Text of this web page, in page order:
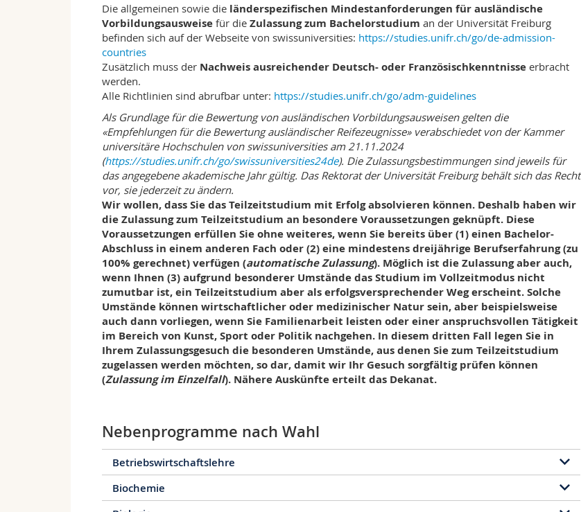
Zusätzegeben Ihrem Diplom ein besonderes Gepräge. Erworben werden sie durch Leistungen,
die zu den nach Studienplan erforderlichen Leistungen hinzutreten. Möglich sind derzeit
folgende Zusätze:
Europarecht
Religionsrecht («Utriusque Iuris»)
Zweisprachiges Studium, Deutsch/Französisch
Die Lehrveranstaltungen, die für die Zusätze Europarecht und Religionsrecht zu belegen sind,
finden nicht unbedingt an jenen Wochentagen statt, die für das Teilzeitstudium fixiert wurden.
Spezialkredite(«special credits») werden an die ECTS- Kreditpunkte angerechnet, die für unseren
Masterabschluss erforderlich sind. Erwerben können Sie sie, indem sie von einem der
vielfältigen Zusatzangebote Gebrauch machen, die Ihnen nach dem erfolgreichen Abschluss des
ersten Studienjahres offenstehen.
Internationale Vernetzung und Gastsemester («Erasmus»)
Seit ihren Anfängen setzt unsere Fakultät auf eine starke internationale Vernetzung und pflegt
den Austausch mit einer grossen Zahl von Fakultäten im Ausland. Dies kommt auch unseren
Teilzeitstudierenden zugute. Zu den Angeboten, die wir gemeinsam mit Partneruniversitäten
bestreiten, gehören zum Beispiel:
– Center for Transnational Legal Studies (CTLS) in London; Student Exchange in Shanghai (China);
– Internationale Seminare «Galatasaray (Türkei) – Freiburg»;
– Sommeruniversität des Instituts für Föderalismus an der Universität Freiburg;
– Summer School «European Private Law» an der Universität Salzburg (Österreich).
Bei entsprechender zeitlicher Verfügbarkeit können Studierende im Teilzeitstudium auch am
Swiss European Mobility Programmeteilnehmen, also einen ein- oder zweisemestrigen
welchem Mass sich Ihr Studium verlängert, hängt davon ab, in welchem Umfang Sie im Ausland
Leistungen erbringen, die wir Ihnen in Freiburg anrechnen können.
Ausbildungsziele und Berufsperspektiven
Das Bachelor-Studium an unserer Fakultät will den Studierenden eine grundsolide juristische
Allgemeinbildung vermitteln. Wir halten nichts von einer verfrühten Spezialisierung, da
Die allgemeinen sowie die länderspezifischen Mindestanforderungen für ausländische
Vorbildungsausweise für die Zulassung zum Bachelorstudium an der Universität Freiburg
befinden sich auf der Webseite von swissuniversities: https://studies.unifr.ch/go/de-admission-
countries
Zusätzlich muss der Nachweis ausreichender Deutsch- oder Französischkenntnisse erbracht
werden.
Alle Richtlinien sind abrufbar unter: https://studies.unifr.ch/go/adm-guidelines
Als Grundlage für die Bewertung von ausländischen Vorbildungsausweisen gelten die
«Empfehlungen für die Bewertung ausländischer Reifezeugnisse» verabschiedet von der Kammer
universitäre Hochschulen von swissuniversities am 21.11.2024
(https://studies.unifr.ch/go/swissuniversities24de). Die Zulassungsbestimmungen sind jeweils für
das angegebene akademische Jahr gültig. Das Rektorat der Universität Freiburg behält sich das Recht
vor, sie jederzeit zu ändern.
Wir wollen, dass Sie das Teilzeitstudium mit Erfolg absolvieren können. Deshalb haben wir
die Zulassung zum Teilzeitstudium an besondere Voraussetzungen geknüpft. Diese
Voraussetzungen erfüllen Sie ohne weiteres, wenn Sie bereits über (1) einen Bachelor-
Abschluss in einem anderen Fach oder (2) eine mindestens dreijährige Berufserfahrung (zu
100% gerechnet) verfügen (automatische Zulassung). Möglich ist die Zulassung aber auch,
wenn Ihnen (3) aufgrund besonderer Umstände das Studium im Vollzeitmodus nicht
zumutbar ist, ein Teilzeitstudium aber als erfolgsversprechender Weg erscheint. Solche
Umstände können wirtschaftlicher oder medizinischer Natur sein, aber beispielsweise
auch dann vorliegen, wenn Sie Familienarbeit leisten oder einer anspruchsvollen Tätigkeit
im Bereich von Kunst, Sport oder Politik nachgehen. In diesem dritten Fall legen Sie in
Ihrem Zulassungsgesuch die besonderen Umstände, aus denen Sie zum Teilzeitstudium
zugelassen werden möchten, so dar, damit wir Ihr Gesuch sorgfältig prüfen können
(Zulassung im Einzelfall). Nähere Auskünfte erteilt das Dekanat.
Nebenprogramme nach Wahl
Betriebswirtschaftslehre
Biochemie